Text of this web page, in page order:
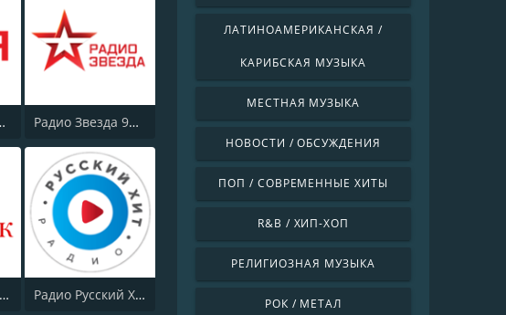
Vanya) Радио Звезда 95.6 FM (Radio Zvezda)
(Radio Classic) Радио Русский Хит
ЛАТИНОАМЕРИКАНСКАЯ /
КАРИБСКАЯ МУЗЫКА
МЕСТНАЯ МУЗЫКА
НОВОСТИ / ОБСУЖДЕНИЯ
ПОП / СОВРЕМЕННЫЕ ХИТЫ
R&B / ХИП-ХОП
РЕЛИГИОЗНАЯ МУЗЫКА
РОК / МЕТАЛ